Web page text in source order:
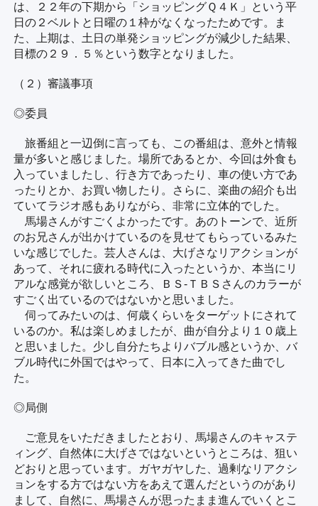
は、２２年の下期から「ショッピングＱ４Ｋ」という平
日の２ベルトと日曜の１枠がなくなったためです。ま
た、上期は、土日の単発ショッピングが減少した結果、
目標の２９．５％という数字となりました。
（２）審議事項
◎委員
旅番組と一辺倒に言っても、この番組は、意外と情報
量が多いと感じました。場所であるとか、今回は外食も
入っていましたし、行き方であったり、車の使い方であ
ったりとか、お買い物したり。さらに、楽曲の紹介も出
ていてラジオ感もありながら、非常に立体的でした。
馬場さんがすごくよかったです。あのトーンで、近所
のお兄さんが出かけているのを見せてもらっているみた
いな感じでした。芸人さんは、大げさなリアクションが
あって、それに疲れる時代に入ったというか、本当にリ
アルな感覚が欲しいところ、ＢＳ-ＴＢＳさんのカラーが
すごく出ているのではないかと思いました。
伺ってみたいのは、何歳くらいをターゲットにされて
いるのか。私は楽しめましたが、曲が自分より１０歳上
と思いました。少し自分たちよりバブル感というか、バ
ブル時代に外国ではやって、日本に入ってきた曲でし
た。
◎局側
ご意見をいただきましたとおり、馬場さんのキャステ
ィング、自然体に大げさではないというところは、狙い
どおりと思っています。ガヤガヤした、過剰なリアクシ
ョンをする方ではない方をあえて選んだというのがあり
まして、自然に、馬場さんが思ったまま進んでいくとこ